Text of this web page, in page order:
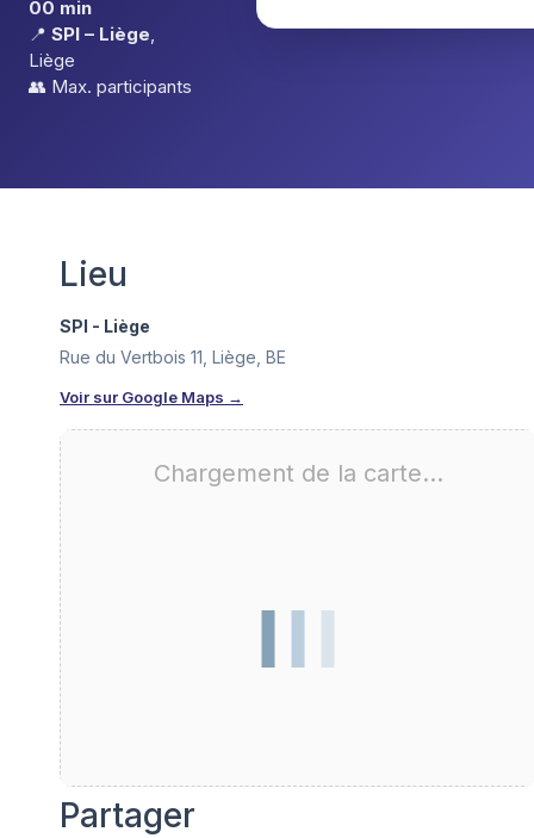
00 min
📍 SPI – Liège,
Liège
👥 Max. participants
Lieu
SPI - Liège
Rue du Vertbois 11, Liège, BE
Voir sur Google Maps →
Chargement de la carte…
Partager